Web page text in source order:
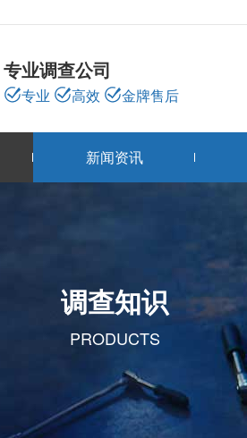
专业调查公司
专业 高效 金牌售后
新闻资讯
调查知识
PRODUCTS